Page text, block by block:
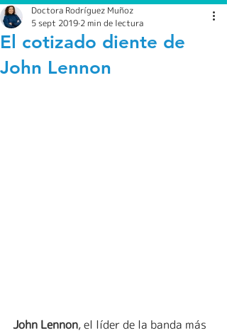
El cotizado diente de
John Lennon
Doctora Rodríguez Muñoz
5 sept 2019 2 min de lectura
John Lennon, el líder de la banda más